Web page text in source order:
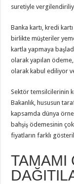
suretiyle
Banka kartı, kredi
birlikte müşteriler
kartla yapmaya
olarak yapılan
olarak kabul ediliyor
Sektör temsilcilerinin
Bakanlık, hususun
kapsamda dünya
bahşiş ödemesinin
fiyatların farklı
TAMAMI